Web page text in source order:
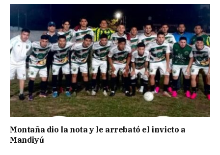
Montaña dio la nota y le arrebató el invicto a
Mandiyú